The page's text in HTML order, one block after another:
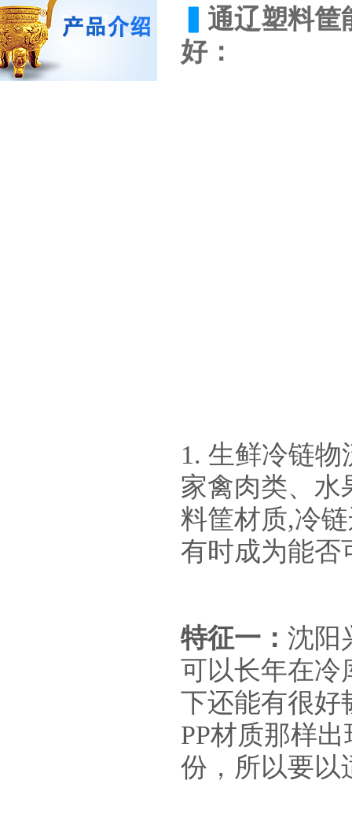
通辽塑料筐
好：
1. 生鲜冷链
家禽肉类、水
料筐材质,冷
有时成为能否
特征一： 沈阳
可以长年在冷
下还能有很好
PP材质那样
份，所以要以